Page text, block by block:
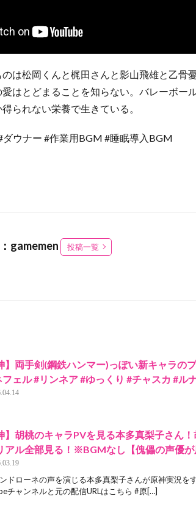
は松岡くんと梶田さんと影山飛雄と乙骨
はとどまることを知らない。バレーボー
られない栄養で生きている。
ダウナー #作業用BGM #睡眠導入BGM
gamemen 投稿一覧
】両手剣(鋼鉄ハンマー)っぽい新キャラ
フェル #リンネア #ゆっくり #チャスカ #ル
】胡桃のキャラPVを見る本多真梨子さん
アル全部見る！※BGMなし【傀儡の声優
ドローネの声を演じる本多真梨子さんが原神実況を
チャンネルと元の配信URLはこちら #原[…]